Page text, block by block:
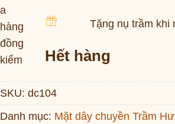
Tặng nụ trầm khi
Hết hàng
SKU: dc104
Danh mục: Mặt dây chuyền Trầm